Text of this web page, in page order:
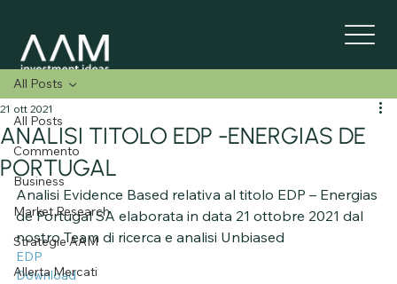
All Posts
Commento
Business
Market Research
Strategie AAM
Allerta Mercati
All Posts
ANALISI TITOLO EDP -ENERGIAS DE
PORTUGAL
21 ott 2021
Analisi Evidence Based relativa al titolo EDP – Energias
de Portugal SA elaborata in data 21 ottobre 2021 dal
nostro Team di ricerca e analisi Unbiased
EDP
Download